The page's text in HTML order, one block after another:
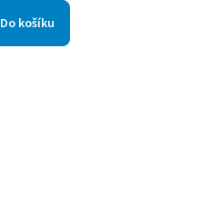
Do košíku